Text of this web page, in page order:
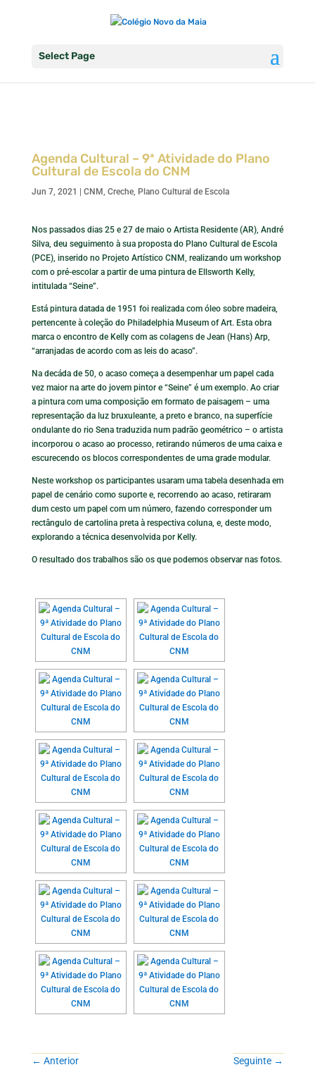
Select Page
Agenda Cultural – 9ª Atividade do Plano
Cultural de Escola do CNM
Jun 7, 2021 CNM, Creche, Plano Cultural de Escola
Nos passados dias 25 e 27 de maio o Artista Residente (AR), André
Silva, deu seguimento à sua proposta do Plano Cultural de Escola
(PCE), inserido no Projeto Artístico CNM, realizando um workshop
com o pré-escolar a partir de uma pintura de Ellsworth Kelly,
intitulada “Seine”.
Está pintura datada de 1951 foi realizada com óleo sobre madeira,
pertencente à coleção do Philadelphia Museum of Art. Esta obra
marca o encontro de Kelly com as colagens de Jean (Hans) Arp,
“arranjadas de acordo com as leis do acaso”.
Na decáda de 50, o acaso começa a desempenhar um papel cada
vez maior na arte do jovem pintor e “Seine” é um exemplo. Ao criar
a pintura com uma composição em formato de paisagem – uma
representação da luz bruxuleante, a preto e branco, na superfície
ondulante do rio Sena traduzida num padrão geométrico – o artista
incorporou o acaso ao processo, retirando números de uma caixa e
escurecendo os blocos correspondentes de uma grade modular.
Neste workshop os participantes usaram uma tabela desenhada em
papel de cenário como suporte e, recorrendo ao acaso, retiraram
dum cesto um papel com um número, fazendo corresponder um
rectângulo de cartolina preta à respectiva coluna, e, deste modo,
explorando a técnica desenvolvida por Kelly.
O resultado dos trabalhos são os que podemos observar nas fotos.
← Anterior Seguinte →